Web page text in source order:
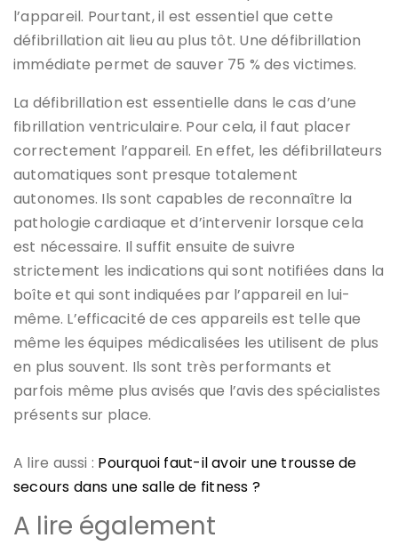
l’appareil. Pourtant, il est essentiel que cette
défibrillation ait lieu au plus tôt. Une défibrillation
immédiate permet de sauver 75 % des victimes.
La défibrillation est essentielle dans le cas d’une
fibrillation ventriculaire. Pour cela, il faut placer
correctement l’appareil. En effet, les défibrillateurs
automatiques sont presque totalement
autonomes. Ils sont capables de reconnaître la
pathologie cardiaque et d’intervenir lorsque cela
est nécessaire. Il suffit ensuite de suivre
strictement les indications qui sont notifiées dans la
boîte et qui sont indiquées par l’appareil en lui-
même. L’efficacité de ces appareils est telle que
même les équipes médicalisées les utilisent de plus
en plus souvent. Ils sont très performants et
parfois même plus avisés que l’avis des spécialistes
présents sur place.
A lire aussi : Pourquoi faut-il avoir une trousse de
secours dans une salle de fitness ?
A lire également